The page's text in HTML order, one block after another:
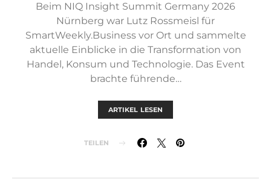
Beim NIQ Insight Summit Germany 2026
Nürnberg war Lutz Rossmeisl für
SmartWeekly.Business vor Ort und sammelte
aktuelle Einblicke in die Transformation von
Handel, Konsum und Technologie. Das Event
brachte führende…
ARTIKEL LESEN
TEILEN